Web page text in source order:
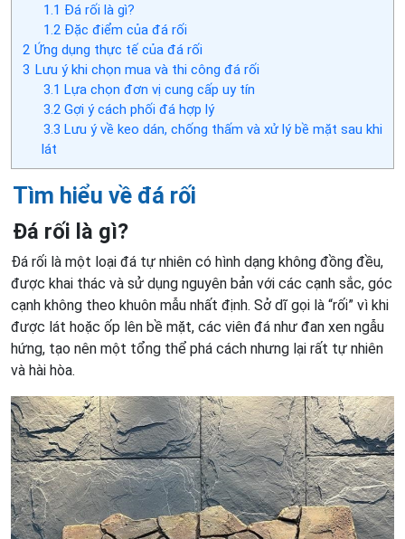
1.1 Đá rối là gì?
1.2Đặc điểm của đá rối
2 Ứng dụng thực tế của đá rối
3 Lưu ý khi chọn mua và thi công đá rối
3.1 Lựa chọn đơn vị cung cấp uy tín
3.2Gợi ý cách phối đá hợp lý
3.3 Lưu ý về keo dán, chống thấm và xử lý bề mặt sau khi
lát
Tìm hiểu về đá rối
Đá rối là gì?
Đá rối là một loại đá tự nhiên có hình dạng không đồng đều,
được khai thác và sử dụng nguyên bản với các cạnh sắc, góc
cạnh không theo khuôn mẫu nhất định. Sở dĩ gọi là “rối” vì khi
được lát hoặc ốp lên bề mặt, các viên đá như đan xen ngẫu
hứng, tạo nên một tổng thể phá cách nhưng lại rất tự nhiên
và hài hòa.